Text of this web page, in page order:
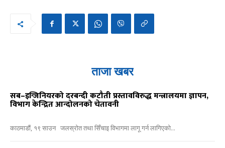
ताजा खबर
सब–इन्जिनियरको दरबन्दी कटौती प्रस्तावविरुद्ध मन्त्रालयमा ज्ञापन,
विभाग केन्द्रित आन्दोलनको चेतावनी
काठमाडौं, १९ साउन जलस्रोत तथा सिँचाइ विभागमा लागू गर्न लागिएको...